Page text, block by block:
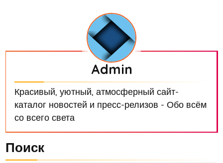
Admin
Красивый, уютный, атмосферный сайт-
каталог новостей и пресс-релизов - Обо всём
со всего света
Поиск